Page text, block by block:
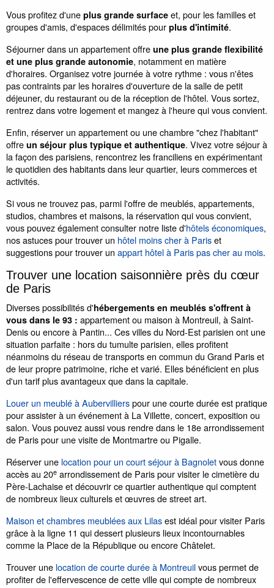
Vous profitez d'une plus grande surface et, pour les familles et
groupes d'amis, d'espaces délimités pour plus d'intimité.
Séjourner dans un appartement offre une plus grande flexibilité
et une plus grande autonomie, notamment en matière
d'horaires. Organisez votre journée à votre rythme : vous n'êtes
pas contraints par les horaires d'ouverture de la salle de petit
déjeuner, du restaurant ou de la réception de l'hôtel. Vous sortez,
rentrez dans votre logement et mangez à l'heure qui vous convient.
Enfin, réserver un appartement ou une chambre "chez l'habitant"
offre un séjour plus typique et authentique. Vivez votre séjour à
la façon des parisiens, rencontrez les franciliens en expérimentant
le quotidien des habitants dans leur quartier, leurs commerces et
activités.
Si vous ne trouvez pas, parmi l'offre de meublés, appartements,
studios, chambres et maisons, la réservation qui vous convient,
vous pouvez également consulter notre liste d'hôtels économiques,
nos astuces pour trouver un hôtel moins cher à Pariset
suggestions pour trouver un appart hôtel à Paris pas cher au mois.
Trouver une location saisonnière près du cœur
de Paris
Diverses possibilités d'hébergements en meublés s'offrent à
vous dans le 93 : appartement ou maison à Montreuil, à Saint-
Denis ou encore à Pantin... Ces villes du Nord-Est parisien ont une
situation parfaite : hors du tumulte parisien, elles profitent
néanmoins du réseau de transports en commun du Grand Paris et
de leur propre patrimoine, riche et varié. Elles bénéficient en plus
d'un tarif plus avantageux que dans la capitale.
Louer un meublé à Aubervillierspour une courte durée est pratique
pour assister à un événement à La Villette, concert, exposition ou
salon. Vous pouvez aussi vous rendre dans le 18e arrondissement
de Paris pour une visite de Montmartre ou Pigalle.
Réserver une location pour un court séjour à Bagnoletvous donne
accès au 20e arrondissement de Paris pour visiter le cimetière du
Père-Lachaise et découvrir ce quartier authentique qui comptent
de nombreux lieux culturels et œuvres de street art.
Maison et chambres meublées aux Lilasest idéal pour visiter Paris
grâce à la ligne 11 qui dessert plusieurs lieux incontournables
comme la Place de la République ou encore Châtelet.
Trouver une location de courte durée à Montreuilvous permet de
profiter de l'effervescence de cette ville qui compte de nombreux